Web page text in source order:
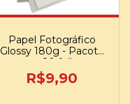
Papel Fotográfico
Glossy 180g - Pacote
com 20 folhas
R$9,90